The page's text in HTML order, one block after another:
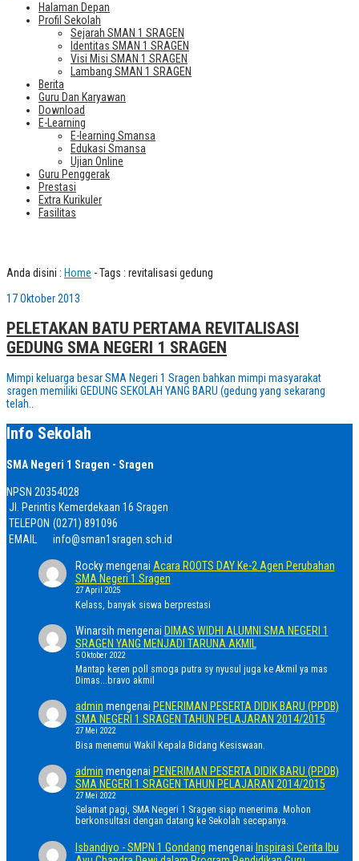
Halaman Depan
Profil Sekolah
Sejarah SMAN 1 SRAGEN
Identitas SMAN 1 SRAGEN
Visi Misi SMAN 1 SRAGEN
Lambang SMAN 1 SRAGEN
Berita
Guru Dan Karyawan
Download
E-Learning
E-learning Smansa
Edukasi Smansa
Ujian Online
Guru Penggerak
Prestasi
Extra Kurikuler
Fasilitas
Anda disini : Home -Tags : revitalisasi gedung
17 Oktober 2013
PELETAKAN BATU PERTAMA REVITALISASI
GEDUNG SMA NEGERI 1 SRAGEN
Mimpi keluarga besar SMA Negeri 1 Sragen bahkan mimpi masyarakat
sragen memiliki GEDUNG SEKOLAH YANG BARU (gedung yang sekarang
telah..
Info Sekolah
SMA Negeri 1 Sragen - Sragen
NPSN 20354028
Jl. Perintis Kemerdekaan 16 Sragen
TELEPON (0271) 891096
EMAIL
info@sman1sragen.sch.id
Rockymengenai Acara ROOTS DAY Ke-2 Agen Perubahan
SMA Negeri 1 Sragen
27 April 2025
Kelass, banyak siswa berprestasi
Winarsih mengenai DIMAS WIDHI ALUMNI SMA NEGERI 1
SRAGEN YANG MENJADI TARUNA AKMIL
5 Oktober 2022
Mantap keren poll smoga putra sy nyusul juga ke Akmil ya mas
Dimas...bravo akmil
admin mengenai PENERIMAN PESERTA DIDIK BARU (PPDB)
SMA NEGERI 1 SRAGEN TAHUN PELAJARAN 2014/2015
27 Mei 2022
Bisa menemui Wakil Kepala Bidang Kesiswaan.
admin mengenai PENERIMAN PESERTA DIDIK BARU (PPDB)
SMA NEGERI 1 SRAGEN TAHUN PELAJARAN 2014/2015
27 Mei 2022
Selamat pagi, SMA Negeri 1 Sragen siap menerima. Mohon
berkonsultasi dengan datang ke Sekolah secepanya.
Isbandiyo - SMPN 1 Gondang mengenai Inspirasi Cerita Ibu